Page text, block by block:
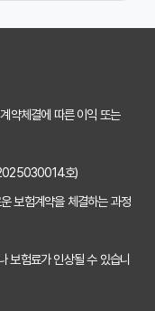
치아보험 비교사이트 선택 전 반드시 알아야 할 5가지 핵심 질문
임플란트, 크라운 치료비 부담? 치아보험 비교사이트 활용법 및 보장꿀팁
2026년 치아보험, 가격 vs 보장! 비교 분석으로 나에게 딱 맞는 보험 찾기
약체결에 따른 이익 또는
2025030014호)
보험계약을 체결하는 과정
보험료가 인상될 수 있습니